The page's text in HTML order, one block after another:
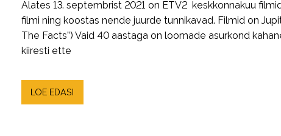
Alates 13. septembrist 2021 on ETV2 keskkonnakuu
filmi ning koostas nende juurde tunnikavad. Filmid on
The Facts”) Vaid 40 aastaga on loomade asurkond
kiiresti ette
LOE EDASI